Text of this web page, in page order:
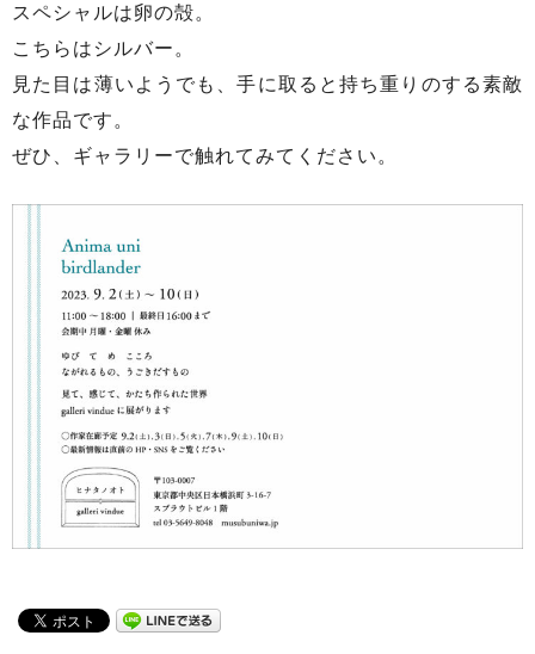
スペシャルは卵の殻。
こちらはシルバー。
見た目は薄いようでも、手に取ると持ち重りのする素敵
な作品です。
ぜひ、ギャラリーで触れてみてください。